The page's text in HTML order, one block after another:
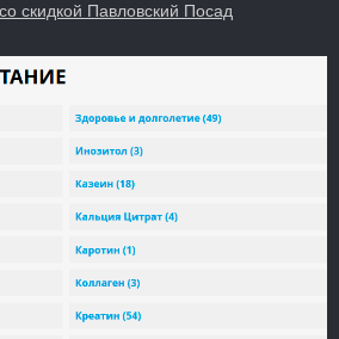
скидкой Павловский Посад